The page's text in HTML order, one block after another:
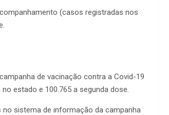
(casos registradas nos
de vacinação contra a Covid-19
estado e 100.765 a segunda dose.
sistema de informação da campanha